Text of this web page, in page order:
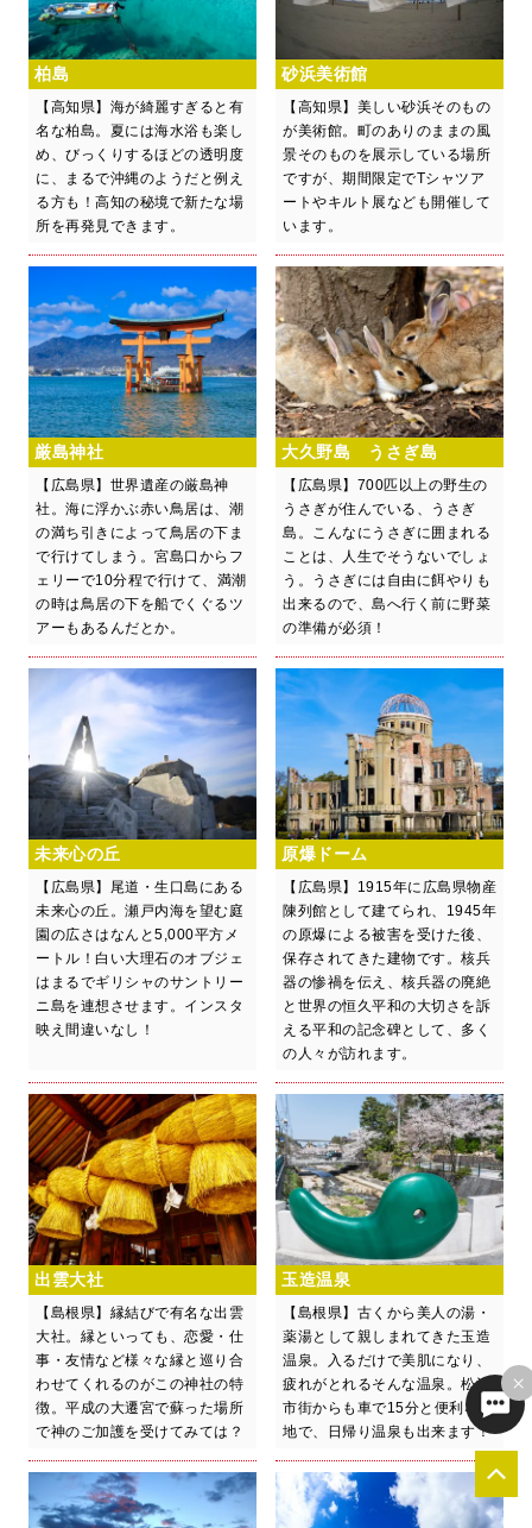
柏島
【高知県】海が綺麗すぎると有
名な柏島。夏には海水浴も楽し
め、びっくりするほどの透明度
に、まるで沖縄のようだと例え
る方も！高知の秘境で新たな場
所を再発見できます。
砂浜美術館
【高知県】美しい砂浜そのもの
が美術館。町のありのままの風
景そのものを展示している場所
ですが、期間限定でTシャツア
ートやキルト展なども開催して
います。
厳島神社
【広島県】世界遺産の厳島神
社。海に浮かぶ赤い鳥居は、潮
の満ち引きによって鳥居の下ま
で行けてしまう。宮島口からフ
ェリーで10分程で行けて、満潮
の時は鳥居の下を船でくぐるツ
アーもあるんだとか。
大久野島 うさぎ島
【広島県】700匹以上の野生の
うさぎが住んでいる、うさぎ
島。こんなにうさぎに囲まれる
ことは、人生でそうないでしょ
う。うさぎには自由に餌やりも
出来るので、島へ行く前に野菜
の準備が必須！
未来心の丘
【広島県】尾道・生口島にある
未来心の丘。瀬戸内海を望む庭
園の広さはなんと5,000平方メ
ートル！白い大理石のオブジェ
はまるでギリシャのサントリー
ニ島を連想させます。インスタ
映え間違いなし！
原爆ドーム
【広島県】1915年に広島県物産
陳列館として建てられ、1945年
の原爆による被害を受けた後、
保存されてきた建物です。核兵
器の惨禍を伝え、核兵器の廃絶
と世界の恒久平和の大切さを訴
える平和の記念碑として、多く
の人々が訪れます。
出雲大社
【島根県】縁結びで有名な出雲
大社。縁といっても、恋愛・仕
事・友情など様々な縁と巡り合
わせてくれるのがこの神社の特
徴。平成の大遷宮で蘇った場所
で神のご加護を受けてみては？
玉造温泉
【島根県】古くから美人の湯・
薬湯として親しまれてきた玉造
温泉。入るだけで美肌になり、
疲れがとれるそんな温泉。松江
市街からも車で15分と便利な立
地で、日帰り温泉も出来ます！
×